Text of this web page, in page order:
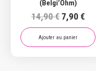
(Belgi’Ohm)
14,90€ Le
prix
initial
était :
7,90€Le
prix
est :
Ajouter au panier